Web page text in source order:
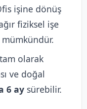
işine dönüş
fiziksel işe
olarak
ve doğal
6 ay sürebilir.